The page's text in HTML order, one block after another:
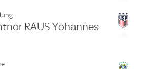
RAUS Yohannes